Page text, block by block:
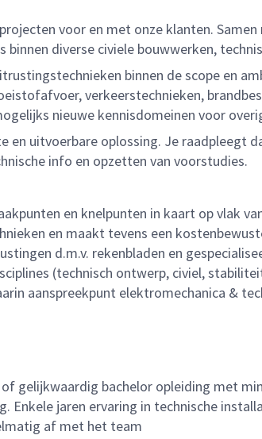
voor en met onze klanten.
diverse civiele bouwwerken,
binnen de scope en
verkeerstechnieken,
nieuwe kennisdomeinen voor
uitvoerbare oplossing. Je raadpleegt
info en opzetten van voorstudies.
en knelpunten in kaart op vlak
en maakt tevens een
d.m.v. rekenbladen en
(technisch ontwerp, civiel,
aanspreekpunt elektromechanica &
gelijkwaardig bachelor opleiding met
jaren ervaring in technische
af met het team